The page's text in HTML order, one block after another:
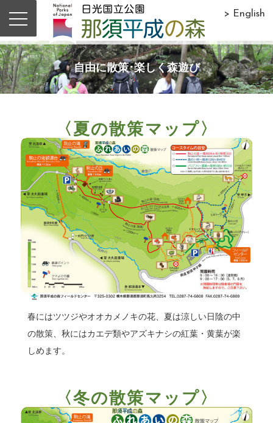
> English
自由に散策･楽しく森遊び
〈夏の散策マップ〉
春にはツツジやオオカメノキの花、夏は涼しい日陰の中
の散策、秋にはカエデ類やアズキナシの紅葉・黄葉が楽
しめます。
〈冬の散策マップ〉